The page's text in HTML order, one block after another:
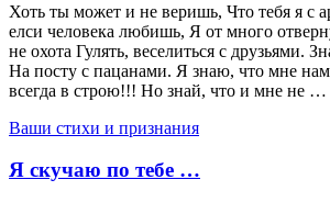
Хоть ты может и не веришь, Что тебя я с
елси человека любишь, Я от много
не охота Гулять, веселиться с друзьями.
На посту с пацанами. Я знаю, что мне
всегда в строю!!! Но знай, что и мне не …
Ваши стихи и признания
Я скучаю по тебе …